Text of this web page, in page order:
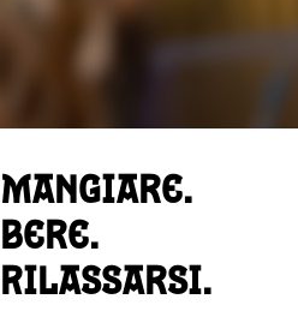
Mangiare.
Bere.
Rilassarsi.